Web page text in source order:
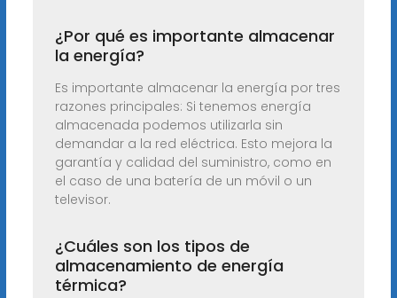
¿Por qué es importante almacenar
la energía?
Es importante almacenar la energía por tres
razones principales: Si tenemos energía
almacenada podemos utilizarla sin
demandar a la red eléctrica. Esto mejora la
garantía y calidad del suministro, como en
el caso de una batería de un móvil o un
televisor.
¿Cuáles son los tipos de
almacenamiento de energía
térmica?